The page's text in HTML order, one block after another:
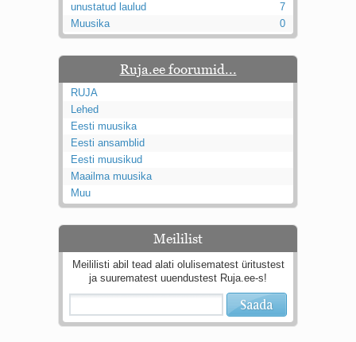
Ahtumine
Braueri lint
unustatud laulud
7
Muusika
0
Ruja.ee foorumid...
RUJA
Lehed
Eesti muusika
Eesti ansamblid
Eesti muusikud
Maailma muusika
Muu
Meililist
Meililisti abil tead alati olulisematest üritustest
ja suurematest uuendustest Ruja.ee-s!